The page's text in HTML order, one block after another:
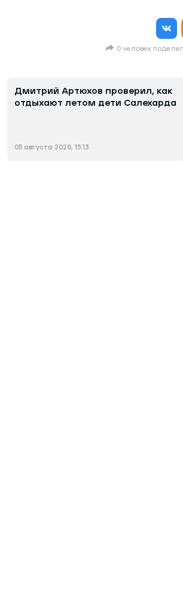
0 человек
Дмитрий Артюхов проверил, как
отдыхают летом дети Салехарда
05 августа 2026, 15:13